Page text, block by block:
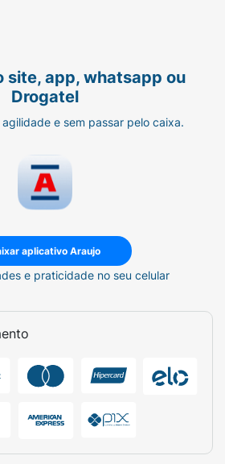
site, app, whatsapp ou
Drogatel
e sem passar pelo caixa.
aplicativo Araujo
e praticidade no seu celular